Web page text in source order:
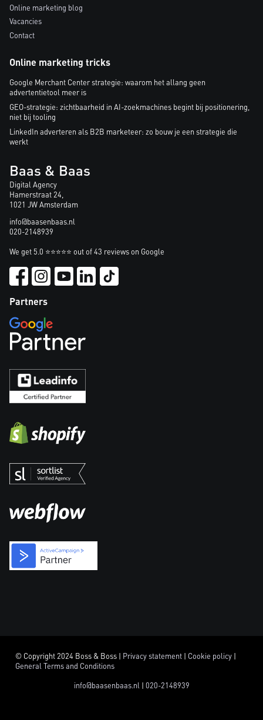
Online marketing blog
Vacancies
Contact
Online marketing tricks
Google Merchant Center strategie: waarom het allang geen
advertentietool meer is
GEO-strategie: zichtbaarheid in AI-zoekmachines begint bij positionering,
niet bij tooling
LinkedIn adverteren als B2B marketeer: zo bouw je een strategie die
werkt
Baas & Baas
Digital Agency
Hamerstraat 24,
1021 JW Amsterdam
info@baasenbaas.nl
020-2148939
We get 5.0 ⭐⭐⭐⭐⭐ out of 43 reviews on Google
Partners
© Copyright 2024 Boss & Boss | Privacy statement | Cookie policy |
General Terms and Conditions
info@baasenbaas.nl | 020-2148939